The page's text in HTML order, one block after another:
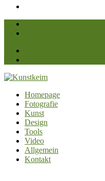
Kunstkeim
Fotografie, Design und Szene
Homepage
Fotografie
Kunst
Design
Tools
Video
Allgemein
Kontakt